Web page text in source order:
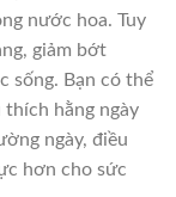
nước hoa. Tuy
giảm bớt
sống. Bạn có thể
thích hằng ngày
ngày, điều
hơn cho sức